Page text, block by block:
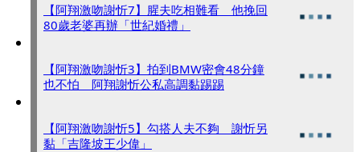
【阿翔激吻謝忻7】腥夫吃相難看 他挽回
80歲老婆再辦「世紀婚禮」
【阿翔激吻謝忻3】拍到BMW密會48分鐘
也不怕 阿翔謝忻公私高調黏踢踢
【阿翔激吻謝忻5】勾搭人夫不夠 謝忻另
黏「吉隆坡王少偉」